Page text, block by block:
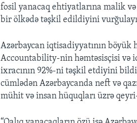
fosil yanacaq ehtiyatlarına malik
bir ölkədə təşkil edildiyini
Azərbaycan iqtisadiyyatının böyük
Accountability-nin həmtəsisçisi və
ixracının 92%-ni təşkil etdiyini
cümlədən Azərbaycanda neft və
mühit və insan hüquqları üzrə